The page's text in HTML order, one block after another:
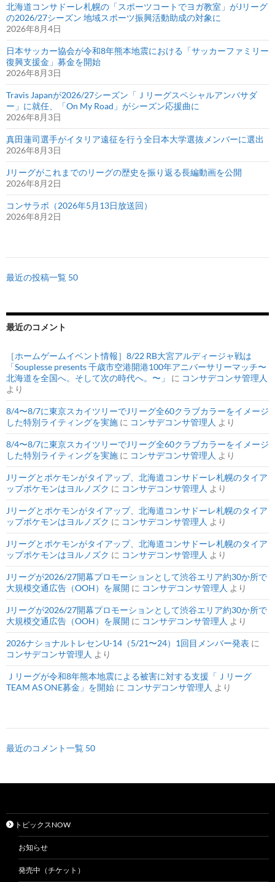
北海道コンサドーレ札幌の「スポーツコートでヨガ教室」がJリーグ
の2026/27シーズン 地域スポーツ振興活動助成の対象に
2026年8月4日
日本サッカー協会が令和8年熊本地震における「サッカーファミリー
復興支援金」募金を開始
2026年8月3日
Travis Japanが2026/27シーズン「Ｊリーグスペシャルアンバサダ
ー」に就任、「On My Road」がシーズン応援曲に
2026年8月3日
真田蓮司選手がイタリア遠征を行う全日本大学選抜メンバーに選出
2026年8月3日
Jリーグがこれまでのリーグの歴史を振り返る長編動画を公開
2026年8月2日
コンサラボ（2026年5月13日放送回）
2026年8月2日
最近の投稿一覧 50
最近のコメント
［ホームゲームイベント情報］8/22 RB大宮アルディージャ戦は
「Souplesse presents 千歳市空港開港100年アニバーサリーマッチ〜
北海道を全国へ。そして次の時代へ。〜」
に コンサデコンサ管理人
より
8/4〜8/7に東京スカイツリーでJリーグ全60クラブカラーをイメージ
した特別ライティングを実施 に コンサデコンサ管理人 より
8/4〜8/7に東京スカイツリーでJリーグ全60クラブカラーをイメージ
した特別ライティングを実施 に コンサデコンサ管理人 より
Jリーグとポケモンがタイアップ、北海道コンサドーレ札幌のタイア
ップポケモンはヨルノズク に コンサデコンサ管理人 より
Jリーグとポケモンがタイアップ、北海道コンサドーレ札幌のタイア
ップポケモンはヨルノズク に コンサデコンサ管理人 より
Jリーグとポケモンがタイアップ、北海道コンサドーレ札幌のタイア
ップポケモンはヨルノズク に コンサデコンサ管理人 より
Jリーグが2026/27開幕プロモーションとして渋谷エリア約30か所で
大規模交通広告（OOH）を展開 に コンサデコンサ管理人 より
Jリーグが2026/27開幕プロモーションとして渋谷エリア約30か所で
大規模交通広告（OOH）を展開 に コンサデコンサ管理人 より
2026ナショナルトレセンU-14（5/21〜24）1回目メンバー発表 に
コンサデコンサ管理人 より
Ｊリーグが令和8年熊本地震による被害に対する支援「Ｊリーグ
TEAM AS ONE募金」を開始 に コンサデコンサ管理人 より
最近のコメント一覧 50
トピックスNOW
お知らせ
発売中（チケット）